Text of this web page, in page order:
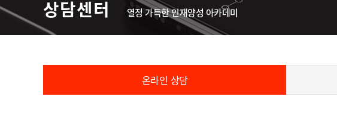
상담센터 열정 가득한 인재양성 아카데미
온라인 상담